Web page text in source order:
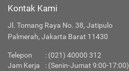
Kontak Kami
Jl. Tomang Raya No. 38, Jatipulo
Palmerah, Jakarta Barat 11430
Telepon : (021) 40000 312
Jam Kerja
: (Senin-Jumat 9:00-17:00)